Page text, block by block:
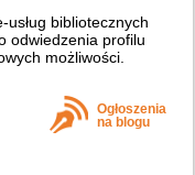
usług bibliotecznych
odwiedzenia profilu
możliwości.
Ogłoszenia
na blogu